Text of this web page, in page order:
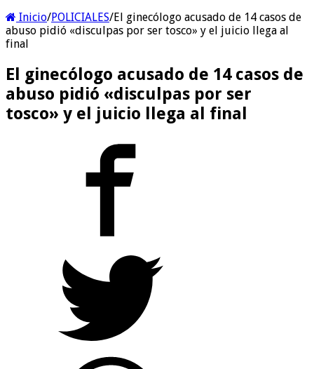
Inicio/POLICIALES/El ginecólogo acusado de 14 casos de
abuso pidió «disculpas por ser tosco» y el juicio llega al
final
El ginecólogo acusado de 14 casos de
abuso pidió «disculpas por ser
tosco» y el juicio llega al final